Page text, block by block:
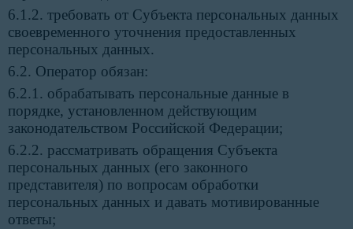
6.1.2. требовать от Субъекта персональных данных
своевременного уточнения предоставленных
персональных данных.
6.2. Оператор обязан:
6.2.1. обрабатывать персональные данные в
порядке, установленном действующим
законодательством Российской Федерации;
6.2.2. рассматривать обращения Субъекта
персональных данных (его законного
представителя) по вопросам обработки
персональных данных и давать мотивированные
ответы;